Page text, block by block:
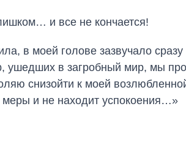
и все не кончается!
в моей голове зазвучало
ушедших в загробный мир, мы
снизойти к моей
меры и не находит успокоения…»